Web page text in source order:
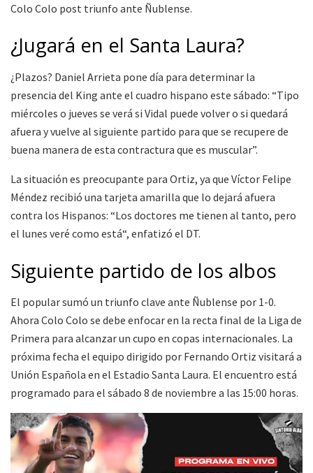
Colo Colo post triunfo ante Ñublense.
¿Jugará en el Santa Laura?
¿Plazos? Daniel Arrieta pone día para determinar la
presencia del King ante el cuadro hispano este sábado: “Tipo
miércoles o jueves se verá si Vidal puede volver o si quedará
afuera y vuelve al siguiente partido para que se recupere de
buena manera de esta contractura que es muscular”.
La situación es preocupante para Ortiz, ya que Víctor Felipe
Méndez recibió una tarjeta amarilla que lo dejará afuera
contra los Hispanos: “Los doctores me tienen al tanto, pero
el lunes veré como está“, enfatizó el DT.
Siguiente partido de los albos
El popular sumó un triunfo clave ante Ñublense por 1-0.
Ahora Colo Colo se debe enfocar en la recta final de la Liga de
Primera para alcanzar un cupo en copas internacionales. La
próxima fecha el equipo dirigido por Fernando Ortiz visitará a
Unión Española en el Estadio Santa Laura. El encuentro está
programado para el sábado 8 de noviembre a las 15:00 horas.